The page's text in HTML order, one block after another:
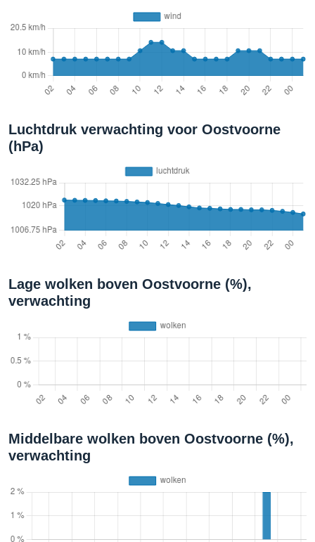
Luchtdruk verwachting voor Oostvoorne
(hPa)
Lage wolken boven Oostvoorne (%),
verwachting
Middelbare wolken boven Oostvoorne (%),
verwachting